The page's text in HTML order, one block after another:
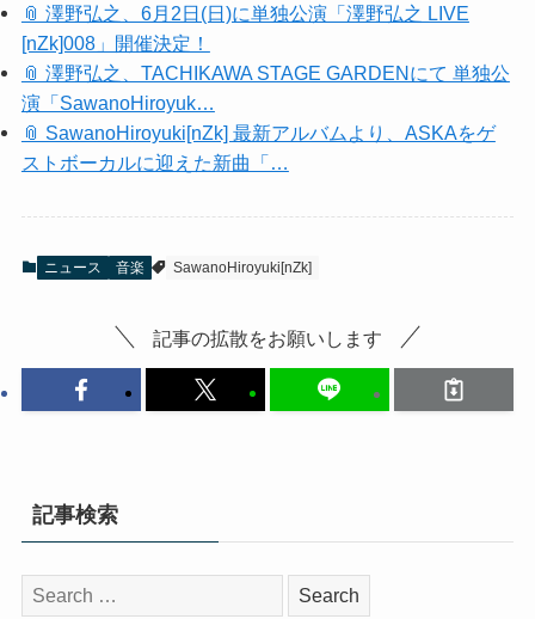
📎 澤野弘之、6月2日(日)に単独公演「澤野弘之 LIVE
[nZk]008」開催決定！
📎 澤野弘之、TACHIKAWA STAGE GARDENにて 単独公
演「SawanoHiroyuk…
📎 SawanoHiroyuki[nZk] 最新アルバムより、ASKAをゲ
ストボーカルに迎えた新曲「…
ニュース 音楽 SawanoHiroyuki[nZk]
記事の拡散をお願いします
記事検索
検